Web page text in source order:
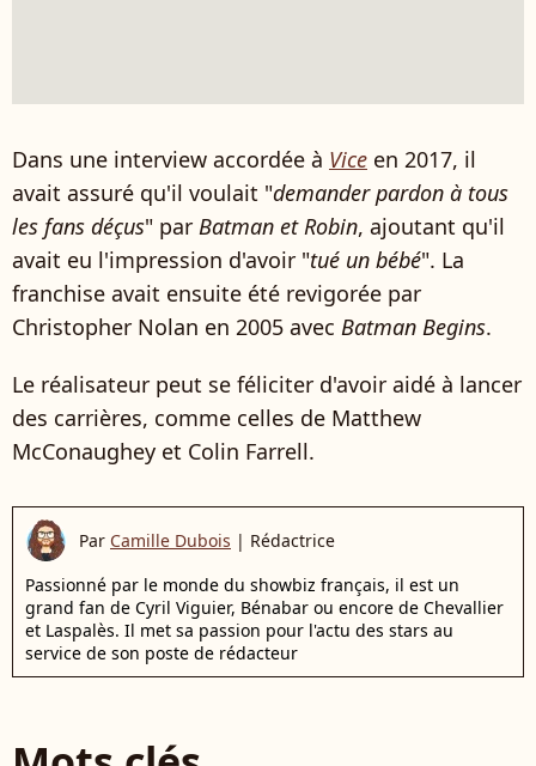
Dans une interview accordée à Vice en 2017, il
avait assuré qu'il voulait "demander pardon à tous
les fans déçus" par Batman et Robin, ajoutant qu'il
avait eu l'impression d'avoir "tué un bébé". La
franchise avait ensuite été revigorée par
Christopher Nolan en 2005 avec Batman Begins.
Le réalisateur peut se féliciter d'avoir aidé à lancer
des carrières, comme celles de Matthew
McConaughey et Colin Farrell.
Par Camille Dubois | Rédactrice
Passionné par le monde du showbiz français, il est un
grand fan de Cyril Viguier, Bénabar ou encore de Chevallier
et Laspalès. Il met sa passion pour l'actu des stars au
service de son poste de rédacteur